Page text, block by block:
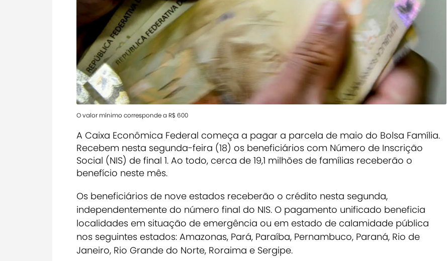
O valor mínimo corresponde a R$ 600
A Caixa Econômica Federal começa a pagar a parcela de maio do Bolsa Família.
Recebem nesta segunda-feira (18) os beneficiários com Número de Inscrição
Social (NIS) de final 1. Ao todo, cerca de 19,1 milhões de famílias receberão o
benefício neste mês.
Os beneficiários de nove estados receberão o crédito nesta segunda,
independentemente do número final do NIS. O pagamento unificado beneficia
localidades em situação de emergência ou em estado de calamidade pública
nos seguintes estados: Amazonas, Pará, Paraíba, Pernambuco, Paraná, Rio de
Janeiro, Rio Grande do Norte, Roraima e Sergipe.